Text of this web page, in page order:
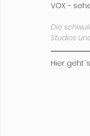
VOX –
Die
Studios
Hier